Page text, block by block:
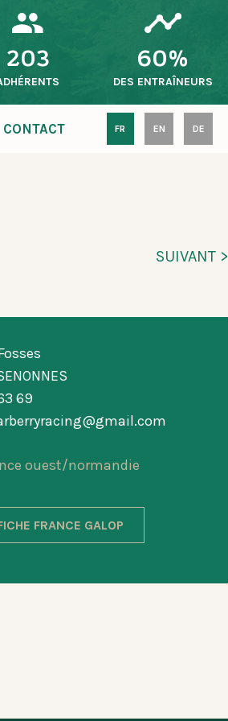
203 60%
DES ENTRAÎNEURS
CONTACT FR EN DE
SUIVANT >
69
ouest/normandie
FRANCE GALOP